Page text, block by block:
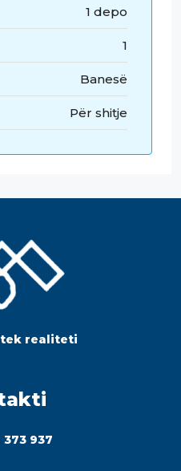
1 depo
1
Banesë
Për shitje
tek realiteti
373 937